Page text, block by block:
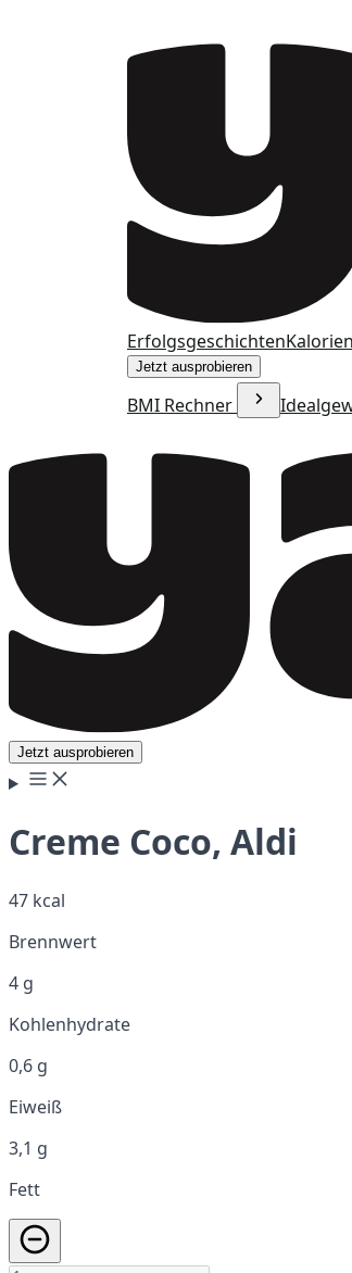
Erfolgsgeschichten
Jetzt ausprobieren
BMI Rechner
Jetzt ausprobieren
Creme Coco, Aldi
47 kcal
Brennwert
4 g
Kohlenhydrate
0,6 g
Eiweiß
3,1 g
Fett